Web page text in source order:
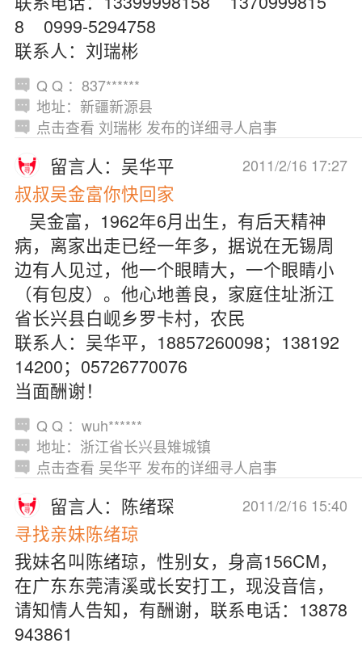
8 0999-5294758
联系人：刘瑞彬
Q Q ：837******
地址：新疆新源县
点击查看 刘瑞彬 发布的详细寻人启事
2011/2/16 17:27
留言人：吴华平
叔叔吴金富你快回家
吴金富，1962年6月出生，有后天精神
病，离家出走已经一年多，据说在无锡周
边有人见过，他一个眼睛大，一个眼睛小
（有包皮）。他心地善良，家庭住址浙江
省长兴县白岘乡罗卡村，农民
联系人：吴华平，18857260098；138192
14200；05726770076
当面酬谢！
Q Q ：wuh******
地址：浙江省长兴县雉城镇
点击查看 吴华平 发布的详细寻人启事
2011/2/16 15:40
留言人：陈绪琛
寻找亲妹陈绪琼
我妹名叫陈绪琼，性别女，身高156CM，
在广东东莞清溪或长安打工，现没音信，
请知情人告知，有酬谢，联系电话：13878
943861